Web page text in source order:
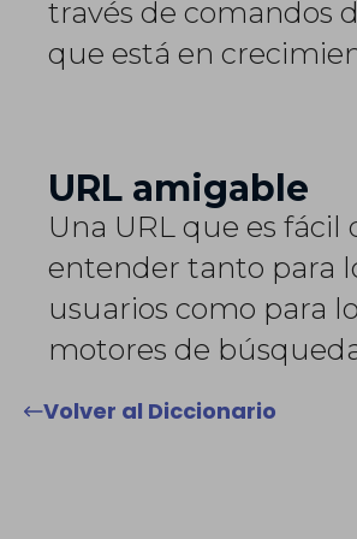
través de comandos
que está en
URL amigable
Una URL que es fácil
entender tanto para
usuarios como para
motores de
Volver al Diccionario